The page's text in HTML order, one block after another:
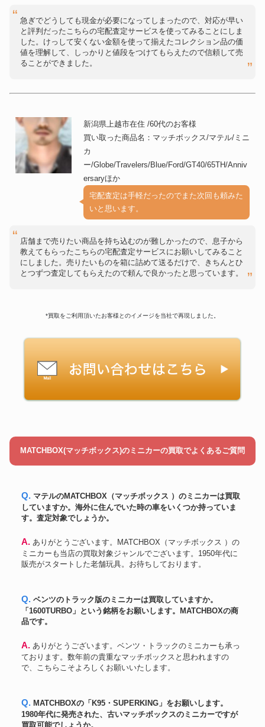
急ぎでどうしても現金が必要になってしまったので、対応が早い
と評判だったこちらの宅配査定サービスを使ってみることにしま
した。けっして安くない金額を使って揃えたコレクション品の価
値を理解して、しっかりと値段をつけてもらえたので信頼して売
ることができました。
新潟県上越市在住 /60代のお客様
買い取った商品名：マッチボックス/マテル/ミニ
カ
ー/Globe/Travelers/Blue/Ford/GT40/65TH/Anniv
ersaryほか
宅配査定は手軽だったのでまた次回も頼みた
いと思います。
店舗まで売りたい商品を持ち込むのが難しかったので、息子から
教えてもらったこちらの宅配査定サービスにお願いしてみること
にしました。売りたいものを箱に詰めて送るだけで、きちんとひ
とつずつ査定してもらえたので頼んで良かったと思っています。
*買取をご利用頂いたお客様とのイメージを当社で再現しました。
MATCHBOX(マッチボックス)のミニカーの買取でよくあるご質問
Q. マテルのMATCHBOX（マッチボックス ）のミニカーは買取
していますか。海外に住んでいた時の車をいくつか持っていま
す。査定対象でしょうか。
A. ありがとうございます。MATCHBOX（マッチボックス ）の
ミニカーも当店の買取対象ジャンルでございます。1950年代に
販売がスタートした老舗玩具。お待ちしております。
Q. ベンツのトラック版のミニカーは買取していますか。
「1600TURBO」という銘柄をお願いします。MATCHBOXの商
品です。
A. ありがとうございます。ベンツ・トラックのミニカーも承っ
ております。数年前の貴重なマッチボックスと思われますの
で、こちらこそよろしくお願いいたします。
Q. MATCHBOXの「K95・SUPERKING」をお願いします。
1980年代に発売された、古いマッチボックスのミニカーですが
買取可能でしょうか。